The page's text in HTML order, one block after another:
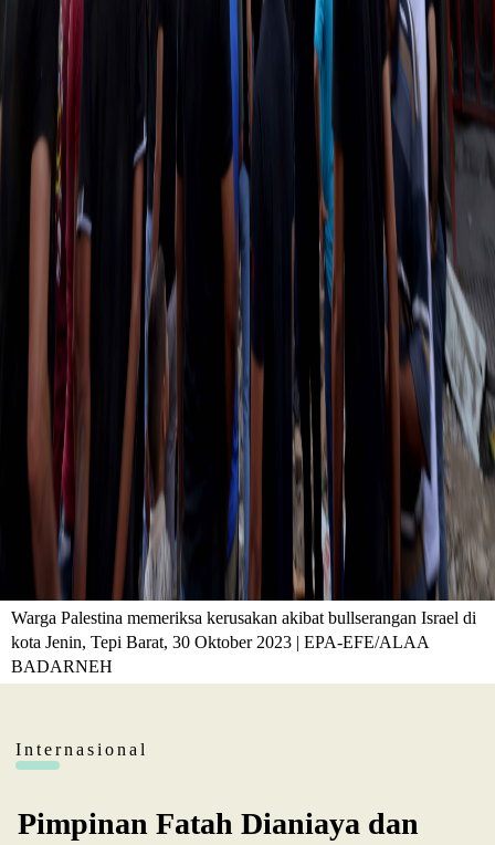
Warga Palestina memeriksa kerusakan akibat bullserangan Israel di
kota Jenin, Tepi Barat, 30 Oktober 2023 | EPA-EFE/ALAA
BADARNEH
Internasional
Pimpinan Fatah Dianiaya dan